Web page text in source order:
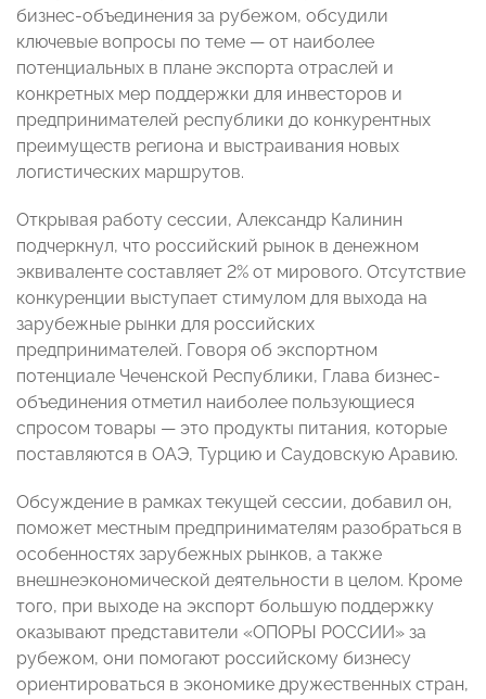
бизнес-объединения за рубежом, обсудили
ключевые вопросы по теме — от наиболее
потенциальных в плане экспорта отраслей и
конкретных мер поддержки для инвесторов и
предпринимателей республики до конкурентных
преимуществ региона и выстраивания новых
логистических маршрутов.
Открывая работу сессии, Александр Калинин
подчеркнул, что российский рынок в денежном
эквиваленте составляет 2% от мирового. Отсутствие
конкуренции выступает стимулом для выхода на
зарубежные рынки для российских
предпринимателей. Говоря об экспортном
потенциале Чеченской Республики, Глава бизнес-
объединения отметил наиболее пользующиеся
спросом товары — это продукты питания, которые
поставляются в ОАЭ, Турцию и Саудовскую Аравию.
Обсуждение в рамках текущей сессии, добавил он,
поможет местным предпринимателям разобраться в
особенностях зарубежных рынков, а также
внешнеэкономической деятельности в целом. Кроме
того, при выходе на экспорт большую поддержку
оказывают представители «ОПОРЫ РОССИИ» за
рубежом, они помогают российскому бизнесу
ориентироваться в экономике дружественных стран,